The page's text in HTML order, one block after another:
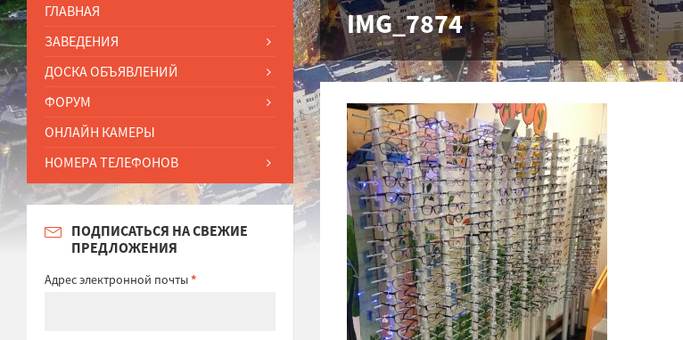
IMG_7874
ГЛАВНАЯ
ЗАВЕДЕНИЯ
ДОСКА ОБЪЯВЛЕНИЙ
ФОРУМ
ОНЛАЙН КАМЕРЫ
НОМЕРА ТЕЛЕФОНОВ
ПОДПИСАТЬСЯ НА СВЕЖИЕ
ПРЕДЛОЖЕНИЯ
Адрес электронной почты*